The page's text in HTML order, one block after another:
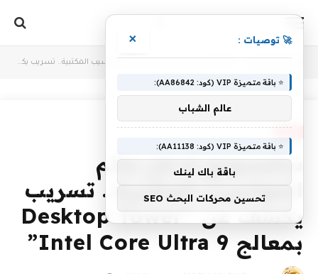
سامسونج تدخل عالم الحواسيب المكتبية.. تسريب يكشف عن “Desktop Tower بمعالج Intel Core Ultra 9”
سامسونج تدخل عالم
الحواسيب المكتبية.. تسريب
يكشف عن “Desktop Tower
بمعالج Intel Core Ultra 9”
🚀 توصيات : ×
⭐ باقة متميزة VIP (كود: AA86842):
عالم الشباب
⭐ باقة متميزة VIP (كود: AA11138):
باقة باك لينك
تحسين محركات البحث SEO